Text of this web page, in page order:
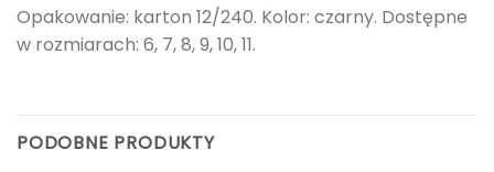
Opakowanie: karton 12/240. Kolor: czarny. Dostępne
w rozmiarach: 6, 7, 8, 9, 10, 11.
PODOBNE PRODUKTY